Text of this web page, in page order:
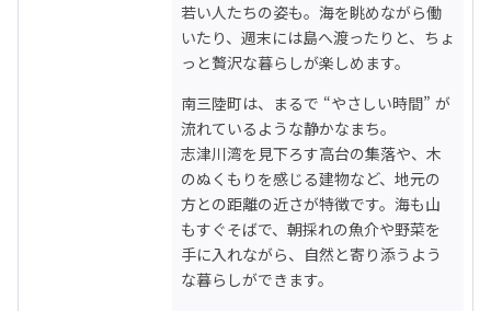
若い人たちの姿も。海を眺めながら働
いたり、週末には島へ渡ったりと、ちょ
っと贅沢な暮らしが楽しめます。
南三陸町は、まるで “やさしい時間” が
流れているような静かなまち。
志津川湾を見下ろす高台の集落や、木
のぬくもりを感じる建物など、地元の
方との距離の近さが特徴です。海も山
もすぐそばで、朝採れの魚介や野菜を
手に入れながら、自然と寄り添うよう
な暮らしができます。